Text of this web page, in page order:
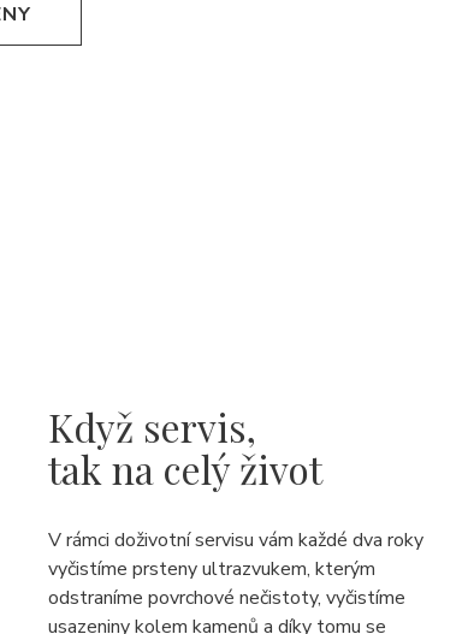
Když servis,
tak na celý život
V rámci doživotní servisu vám každé dva roky
vyčistíme prsteny ultrazvukem, kterým
odstraníme povrchové nečistoty, vyčistíme
usazeniny kolem kamenů a díky tomu se